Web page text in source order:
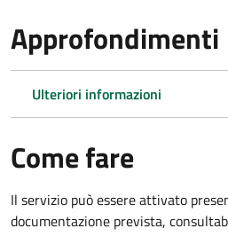
Approfondimenti
Ulteriori informazioni
Come fare
Il servizio può essere attivato
documentazione prevista,